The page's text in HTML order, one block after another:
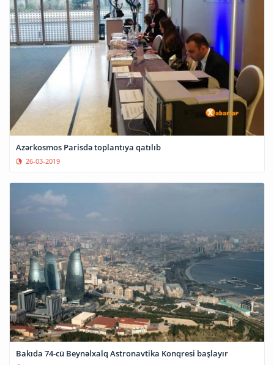
Azərkosmos Parisdə toplantıya qatılıb
26-03-2019
Bakıda 74-cü Beynəlxalq Astronavtika Konqresi başlayır